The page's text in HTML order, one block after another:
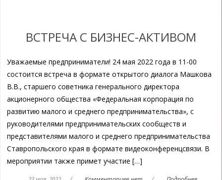
ВСТРЕЧА С БИЗНЕС-АКТИВОМ
Уважаемые предприниматели! 24 мая 2022 года в 11-00
состоится встреча в формате открытого диалога Машкова
В.В., старшего советника генерального директора
акционерного общества «Федеральная корпорация по
развитию малого и среднего предпринимательства», с
руководителями предпринимательских сообществ и
представителями малого и среднего предпринимательства
Ставропольского края в формате видеоконференцсвязи. В
мероприятии также примет участие […]